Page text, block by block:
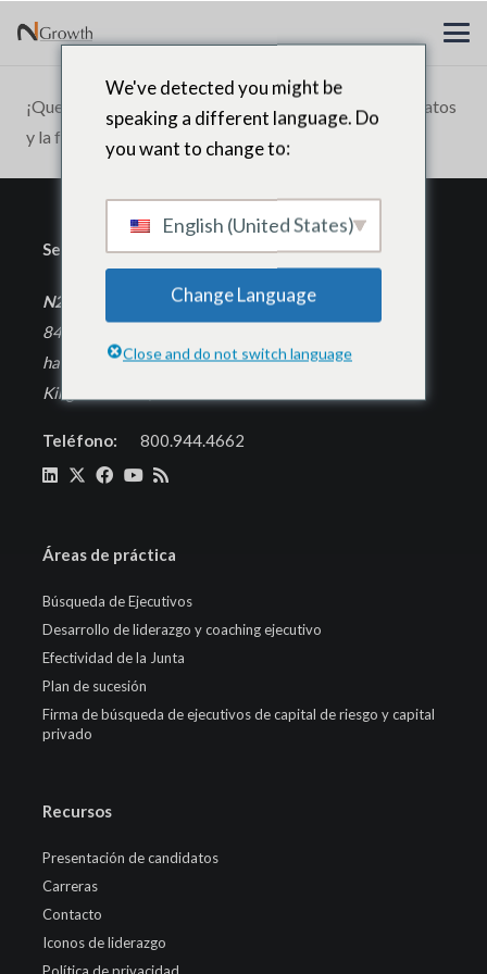
¡Quedé muy impresionado con el calibre de los candidatos
y la facilidad de trabajar con el equipo de N2Growth!
Sede corporativa
N2Growth
840 Primera Avenida
habitación 400
King of Prussia, PA 19406
Teléfono: 800.944.4662
Áreas de práctica
Búsqueda de Ejecutivos
Desarrollo de liderazgo y coaching ejecutivo
Efectividad de la Junta
Plan de sucesión
Firma de búsqueda de ejecutivos de capital de riesgo y capital
privado
Recursos
Presentación de candidatos
Carreras
Contacto
Iconos de liderazgo
Política de privacidad
We've detected you might be
speaking a different language. Do
you want to change to:
English (United States)
Change Language
Close and do not switch language